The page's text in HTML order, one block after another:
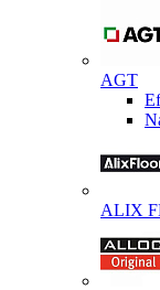
AGT
ALIX